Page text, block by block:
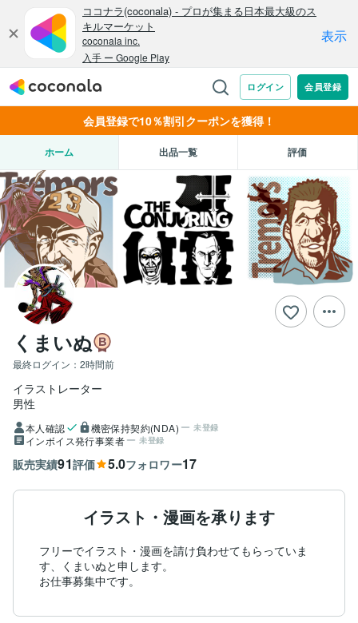
会員登録で10％割引クーポンを獲得！
ホーム 出品一覧 評価
くまいぬ
最終ログイン： 2時間前
イラストレーター
男性
本人確認 機密保持契約(NDA) 未登録
インボイス発行事業者 未登録
販売実績91評価 5.0フォロワー17
イラスト・漫画を承ります
フリーでイラスト・漫画を請け負わせてもらっていま
す、くまいぬと申します。
お仕事募集中です。